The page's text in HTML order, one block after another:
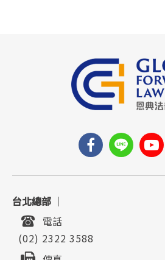
台北總部 ｜
電話
(02) 2322 3588